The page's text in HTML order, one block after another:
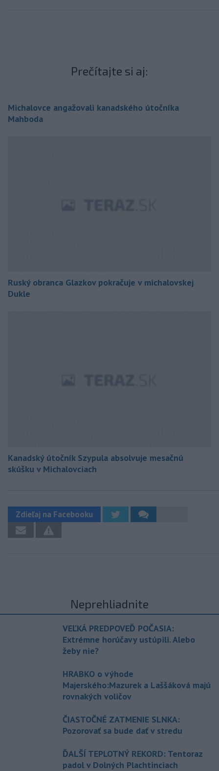
Prečítajte si aj:
Michalovce angažovali kanadského útočníka
Mahboda
Ruský obranca Glazkov pokračuje v michalovskej
Dukle
Kanadský útočník Szypula absolvuje mesačnú
skúšku v Michalovciach
Zdieľaj na Facebooku
Neprehliadnite
VEĽKÁ PREDPOVEĎ POČASIA:
Extrémne horúčavy ustúpili. Alebo
žeby nie?
HRABKO o výhode
Majerského:Mazurek a Laššáková majú
rovnakých voličov
ČIASTOČNÉ ZATMENIE SLNKA:
Pozorovať sa bude dať v stredu
ĎALŠÍ TEPLOTNÝ REKORD: Tentoraz
padol v Dolných Plachtinciach